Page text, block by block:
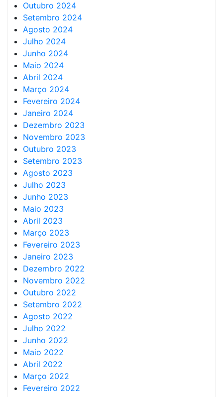
Outubro 2024
Setembro 2024
Agosto 2024
Julho 2024
Junho 2024
Maio 2024
Abril 2024
Março 2024
Fevereiro 2024
Janeiro 2024
Dezembro 2023
Novembro 2023
Outubro 2023
Setembro 2023
Agosto 2023
Julho 2023
Junho 2023
Maio 2023
Abril 2023
Março 2023
Fevereiro 2023
Janeiro 2023
Dezembro 2022
Novembro 2022
Outubro 2022
Setembro 2022
Agosto 2022
Julho 2022
Junho 2022
Maio 2022
Abril 2022
Março 2022
Fevereiro 2022